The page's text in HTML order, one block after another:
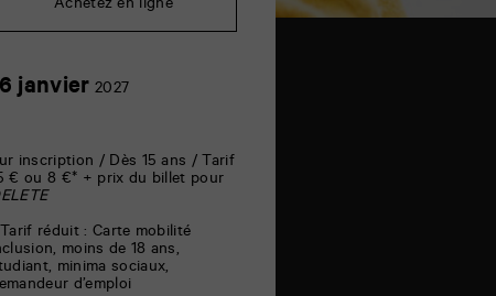
Achetez en ligne
janvier 202716
inscription / Dès 15 ans / Tarif
€ ou 8 €* + prix du billet pour
réduit : Carte mobilité
moins de 18 ans,
minima sociaux,
d’emploi